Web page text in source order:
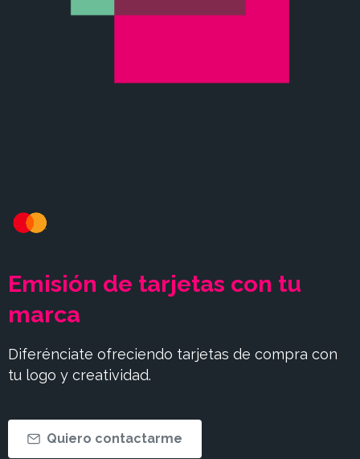
Emisión de tarjetas con tu
marca
Diferénciate ofreciendo tarjetas de compra con
tu logo y creatividad.
Quiero contactarme